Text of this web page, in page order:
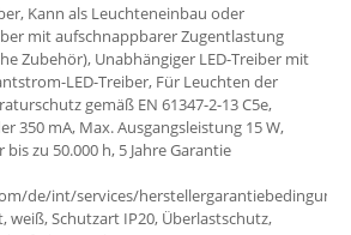
Kann als Leuchteneinbau oder
mit aufschnappbarer Zugentlastung
Zubehör), Unabhängiger LED-Treiber mit
LED-Treiber, Für Leuchten der
gemäß EN 61347-2-13 C5e,
350 mA, Max. Ausgangsleistung 15 W,
zu 50.000 h, 5 Jahre Garantie
de/int/services/
weiß, Schutzart IP20, Überlastschutz,